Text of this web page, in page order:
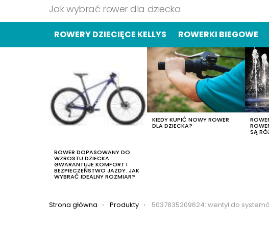
Jak wybrać rower dla dziecka
ROWERY DZIECIĘCE KELLYS ROWERKI BIEGOWE
ROWER DOPASOWANY DO
WZROSTU DZIECKA
GWARANTUJE KOMFORT I
BEZPIECZEŃSTWO JAZDY. JAK
WYBRAĆ IDEALNY ROZMIAR?
KIEDY KUPIĆ NOWY ROWER
DLA DZIECKA?
SĄ
Jesteś tutaj:
Strona główna Produkty 5037835209624: wentyl do systemów bezdętkowych muc-off v2 tubeles 44mm presta, kolor niebieski